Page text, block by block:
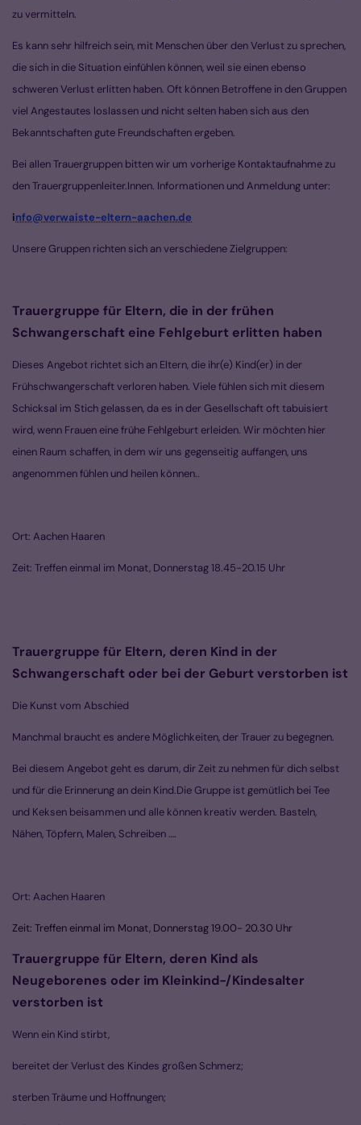
zu vermitteln.
Es kann sehr hilfreich sein, mit Menschen über den Verlust zu sprechen,
die sich in die Situation einfühlen können, weil sie einen ebenso
schweren Verlust erlitten haben. Oft können Betroffene in den Gruppen
viel Angestautes loslassen und nicht selten haben sich aus den
Bekanntschaften gute Freundschaften ergeben.
Bei allen Trauergruppen bitten wir um vorherige Kontaktaufnahme zu
den Trauergruppenleiter.Innen. Informationen und Anmeldung unter:
info@verwaiste-eltern-aachen.de
Unsere Gruppen richten sich an verschiedene Zielgruppen:
Trauergruppe für Eltern, die in der frühen
Schwangerschaft eine Fehlgeburt erlitten haben
Dieses Angebot richtet sich an Eltern, die ihr(e) Kind(er) in der
Frühschwangerschaft verloren haben. Viele fühlen sich mit diesem
Schicksal im Stich gelassen, da es in der Gesellschaft oft tabuisiert
wird, wenn Frauen eine frühe Fehlgeburt erleiden. Wir möchten hier
einen Raum schaffen, in dem wir uns gegenseitig auffangen, uns
angenommen fühlen und heilen können..
Ort: Aachen Haaren
Zeit: Treffen einmal im Monat, Donnerstag 18.45-20.15 Uhr
Trauergruppe für Eltern, deren Kind in der
Schwangerschaft oder bei der Geburt verstorben ist
Die Kunst vom Abschied
Manchmal braucht es andere Möglichkeiten, der Trauer zu begegnen.
Bei diesem Angebot geht es darum, dir Zeit zu nehmen für dich selbst
und für die Erinnerung an dein Kind.Die Gruppe ist gemütlich bei Tee
und Keksen beisammen und alle können kreativ werden. Basteln,
Nähen, Töpfern, Malen, Schreiben ….
Ort: Aachen Haaren
Zeit: Treffen einmal im Monat, Donnerstag 19.00- 20.30 Uhr
Trauergruppe für Eltern, deren Kind als
Neugeborenes oder im Kleinkind-/Kindesalter
verstorben ist
Wenn ein Kind stirbt,
bereitet der Verlust des Kindes großen Schmerz;
sterben Träume und Hoffnungen;